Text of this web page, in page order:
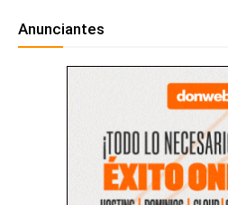
Anunciantes